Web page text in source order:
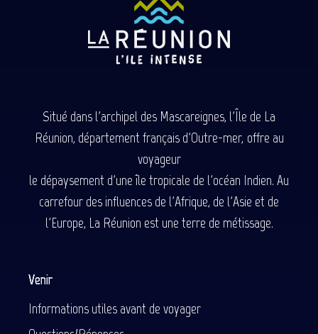
Situé dans l'archipel des Mascareignes, l'Île de La
Réunion, département français d'Outre-mer, offre au
voyageur
le dépaysement d'une île tropicale de l'océan Indien. Au
carrefour des influences de l'Afrique, de l'Asie et de
l'Europe, La Réunion est une terre de métissage.
Venir
Informations utiles avant de voyager